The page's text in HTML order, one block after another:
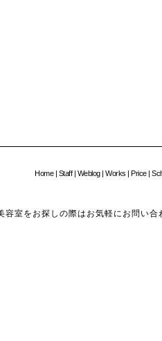
Home| Staff| Weblog| Works | Price|
容室をお探しの際はお気軽にお問